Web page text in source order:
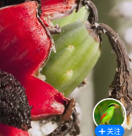
关注